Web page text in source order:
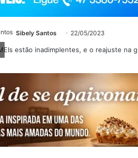
Sibely Santos 22/05/2023